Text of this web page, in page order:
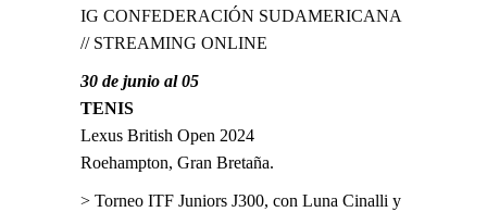
IG CONFEDERACIÓN SUDAMERICANA
// STREAMING ONLINE
30 de junio al 05
TENIS
Lexus British Open 2024
Roehampton, Gran Bretaña.
> Torneo ITF Juniors J300, con Luna Cinalli y